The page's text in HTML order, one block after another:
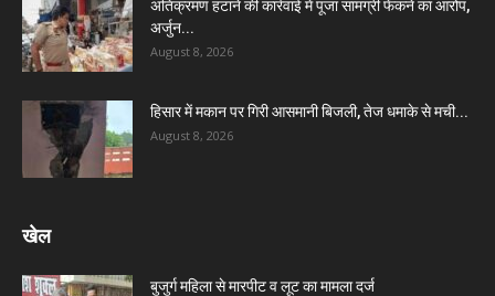
अतिक्रमण हटाने की कार्रवाई में पूजा सामग्री फेंकने का आरोप,
अर्जुन...
August 8, 2026
हिसार में मकान पर गिरी आसमानी बिजली, तेज धमाके से मची...
August 8, 2026
खेल
बुजुर्ग महिला से मारपीट व लूट का मामला दर्ज